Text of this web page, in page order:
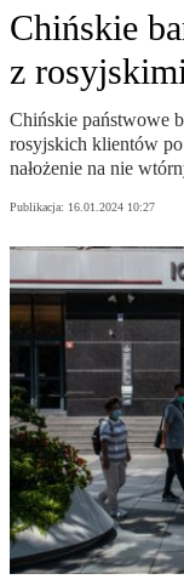
Chińskie
z
Chińskie państwowe
rosyjskich klientów
nałożenie na nie
Publikacja: 16.01.2024 10:27